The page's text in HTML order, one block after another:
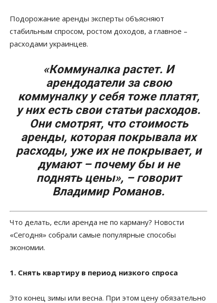
Подорожание аренды эксперты объясняют
стабильным спросом, ростом доходов, а главное –
расходами украинцев.
«Коммуналка растет. И
арендодатели за свою
коммуналку у себя тоже платят,
у них есть свои статьи расходов.
Они смотрят, что стоимость
аренды, которая покрывала их
расходы, уже их не покрывает, и
думают – почему бы и не
поднять цены», – говорит
Владимир Романов.
Что делать, если аренда не по карману? Новости
«Сегодня» собрали самые популярные способы
экономии.
1. Снять квартиру в период низкого спроса
Это конец зимы или весна. При этом цену обязательно